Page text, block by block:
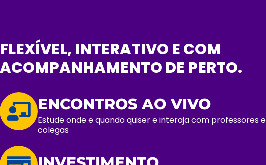
FLEXÍVEL, INTERATIVO E COM
ACOMPANHAMENTO DE PERTO.
ENCONTROS AO VIVO
Estude onde e quando quiser e interaja com professores e
colegas